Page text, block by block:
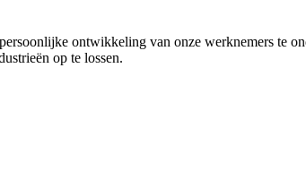
ontwikkeling van onze werknemers te
op te lossen.